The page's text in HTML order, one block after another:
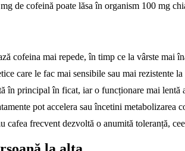
de cofeină poate lăsa în organism 100 mg
cofeina mai repede, în timp ce la vârste mai
care le fac mai sensibile sau mai rezistente
în principal în ficat, iar o funcționare mai lentă
pot accelera sau încetini metabolizarea
cafea frecvent dezvoltă o anumită toleranță,